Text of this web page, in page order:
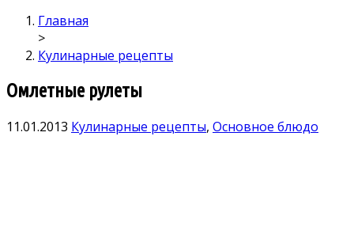
Главная
>
Кулинарные рецепты
Омлетные рулеты
11.01.2013 Кулинарные рецепты, Основное блюдо